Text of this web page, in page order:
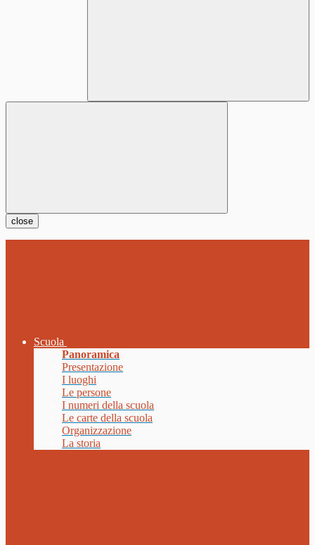
close
Scuola
Panoramica
Presentazione
I luoghi
Le persone
I numeri della scuola
Le carte della scuola
Organizzazione
La storia